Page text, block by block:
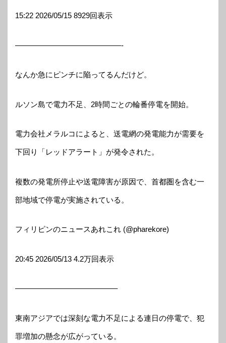
15:22 2026/05/15 8929回表示
——————————————-
なんか急にピンチに陥ってるんだけど。
ルソン島で電力不足、2時間ごとの輪番停電を開始。
電力会社メラルコによると、送電網の発電能力が需要を
下回り「レッドアラート」が発令された。
複数の発電所停止や送電障害が原因で、首都圏を含む一
部地域で停電が実施されている。
フィリピンのニュースあれこれ (@pharekore)
20:45 2026/05/13 4.2万回表示
—————————————–
東南アジアでは深刻な電力不足による連日の停電で、犯
罪増加の懸念が広がっている。